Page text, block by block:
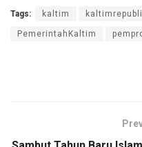
Tags: kaltim
PemerintahKaltim